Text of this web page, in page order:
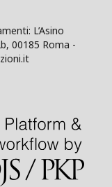
L’Asino
00185 Roma -